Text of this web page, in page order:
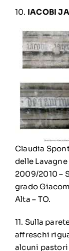
10. IACOBI
Claudia
delle
2009/2010 –
grado
Alta – TO.
11. Sulla
affreschi
alcuni